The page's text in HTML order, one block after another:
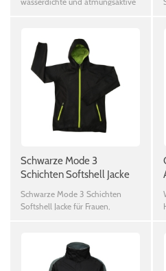
Schwarze Mode 3
Schichten Softshell Jacke
Für Frauen
Schwarze Mode 3 Schichten
Softshell Jacke für Frauen,